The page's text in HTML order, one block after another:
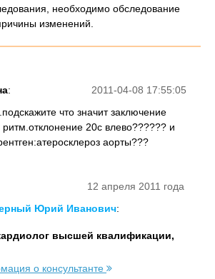
необходимо обследование
изменений.
2011-04-08 17:55:05
:
что значит заключение
20с влево?????? и
аорты???
12 апреля 2011 года
Юрий Иванович:
высшей квалификации,
о консультанте